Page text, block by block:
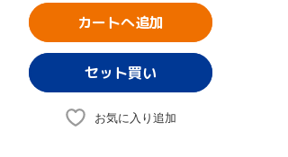
カートへ追加
お気に入り追加